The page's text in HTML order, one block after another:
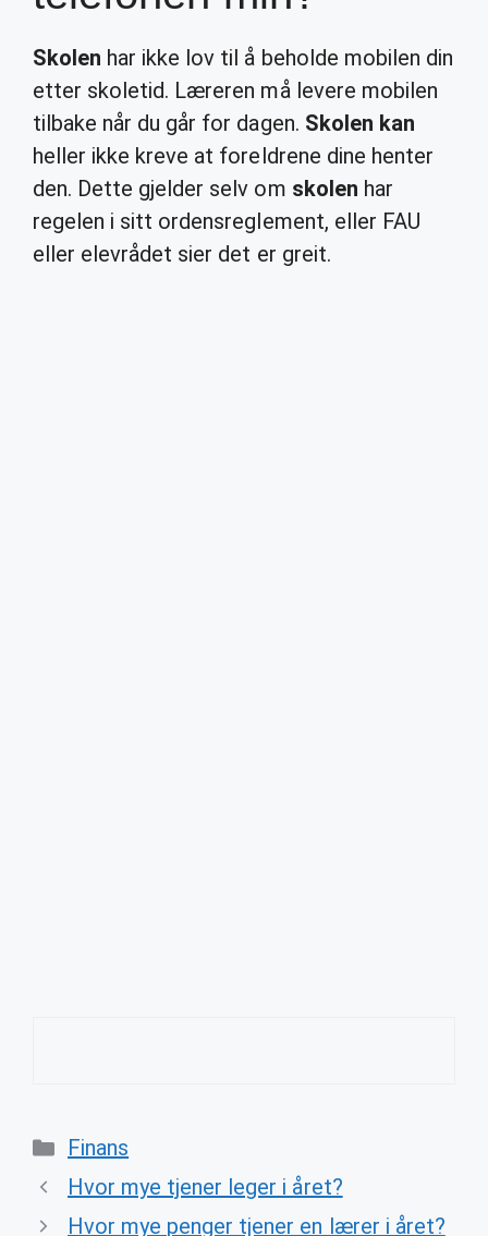
Skolen har ikke lov til å beholde mobilen din
etter skoletid. Læreren må levere mobilen
tilbake når du går for dagen. Skolen kan
heller ikke kreve at foreldrene dine henter
den. Dette gjelder selv om skolen har
regelen i sitt ordensreglement, eller FAU
eller elevrådet sier det er greit.
Categories
Finans
Hvor mye tjener leger i året?
Hvor mye penger tjener en lærer i året?